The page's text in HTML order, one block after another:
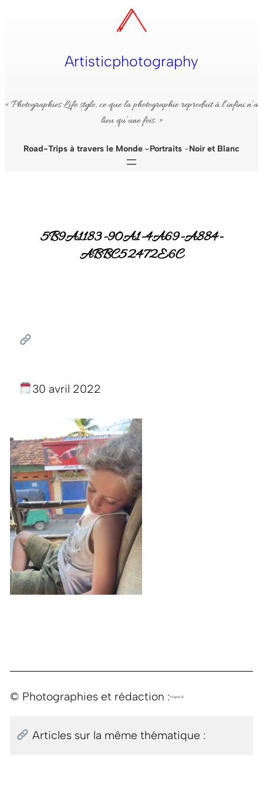
Artisticphotography
« Photographies Life style, ce que la photographie reproduit à l’infini n’a
lieu qu’une fois. »
Road-Trips à travers le Monde Portraits Noir et Blanc
5B9A1183-90A1-4A69-A884-
ABBC52472E6C
30 avril 2022
© Photographies et rédaction :Virginie B.
Articles sur la même thématique :